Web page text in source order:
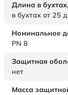
Длина в бухтах,
в бухтах от 25
Номинальное
PN 8
Защитная
нет
Масса